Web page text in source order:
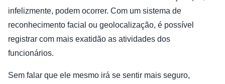
infelizmente, podem ocorrer. Com um sistema de
reconhecimento facial ou geolocalização, é possível
registrar com mais exatidão as atividades dos
funcionários.
Sem falar que ele mesmo irá se sentir mais seguro,